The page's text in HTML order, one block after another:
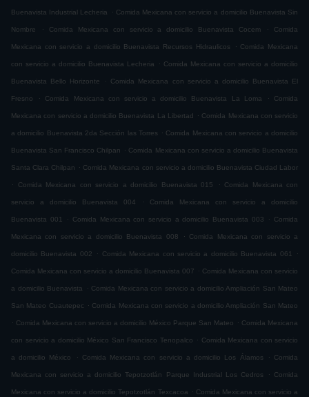
Buenavista Industrial Lecheria . Comida Mexicana con servicio a domicilio Buenavista Sin
Nombre . Comida Mexicana con servicio a domicilio Buenavista Cocem . Comida
Mexicana con servicio a domicilio Buenavista Recursos Hidraulicos . Comida Mexicana
con servicio a domicilio Buenavista Lecheria . Comida Mexicana con servicio a domicilio
Buenavista Bello Horizonte . Comida Mexicana con servicio a domicilio Buenavista El
Fresno . Comida Mexicana con servicio a domicilio Buenavista La Loma . Comida
Mexicana con servicio a domicilio Buenavista La Libertad . Comida Mexicana con servicio
a domicilio Buenavista 2da Sección las Torres . Comida Mexicana con servicio a domicilio
Buenavista San Francisco Chilpan . Comida Mexicana con servicio a domicilio Buenavista
Santa Clara Chilpan . Comida Mexicana con servicio a domicilio Buenavista Ciudad Labor
.
Comida Mexicana con servicio a domicilio Buenavista 015 . Comida Mexicana con
servicio a domicilio Buenavista 004 . Comida Mexicana con servicio a domicilio
Buenavista 001 . Comida Mexicana con servicio a domicilio Buenavista 003 . Comida
Mexicana con servicio a domicilio Buenavista 008 . Comida Mexicana con servicio a
domicilio Buenavista 002 . Comida Mexicana con servicio a domicilio Buenavista 061 .
Comida Mexicana con servicio a domicilio Buenavista 007 . Comida Mexicana con servicio
a domicilio Buenavista . Comida Mexicana con servicio a domicilio Ampliación San Mateo
San Mateo Cuautepec . Comida Mexicana con servicio a domicilio Ampliación San Mateo
. Comida Mexicana con servicio a domicilio México Parque San Mateo . Comida Mexicana
con servicio a domicilio México San Francisco Tenopalco . Comida Mexicana con servicio
a domicilio México . Comida Mexicana con servicio a domicilio Los Álamos . Comida
Mexicana con servicio a domicilio Tepotzotlán Parque Industrial Los Cedros . Comida
Mexicana con servicio a domicilio Tepotzotlán Texcacoa . Comida Mexicana con servicio a